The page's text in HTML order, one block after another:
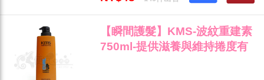
【瞬間護髮】KMS-波紋重建素
750ml-提供滋養與維持捲度有